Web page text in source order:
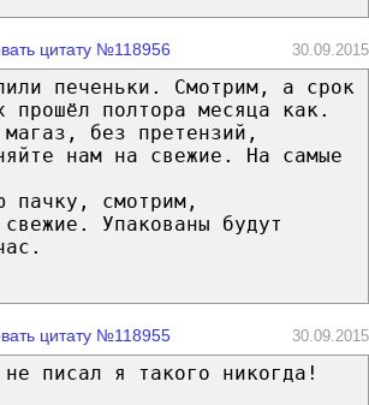
цитату №118956 30.09.2015
печеньки. Смотрим, а срок
прошёл полтора месяца как.
без претензий,
нам на свежие. На самые
пачку, смотрим,
свежие. Упакованы будут
цитату №118955 30.09.2015
писал я такого никогда!